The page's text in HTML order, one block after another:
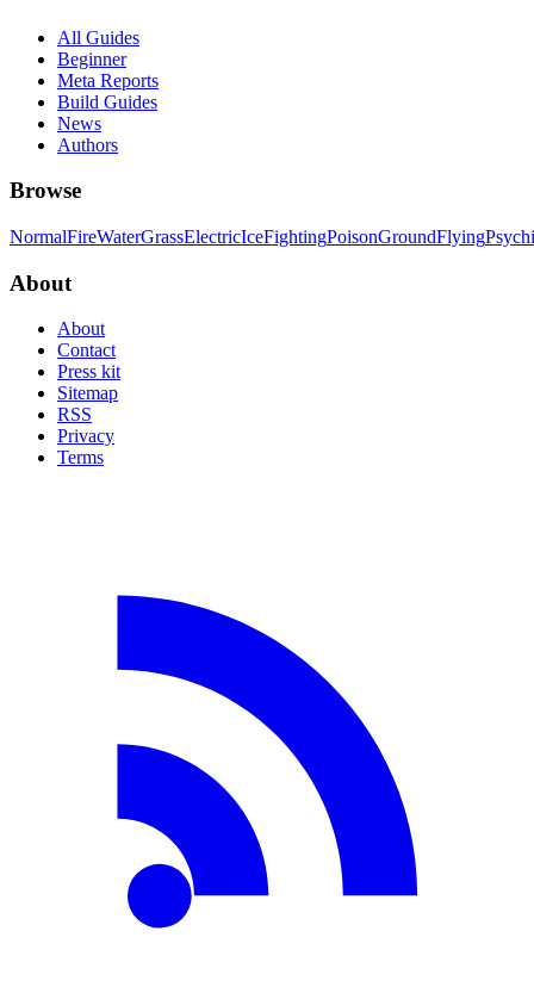
All Guides
Beginner
Meta Reports
Build Guides
News
Authors
Browse
NormalFireWaterGrassElectricIceFightingPoisonGroundFlying
About
About
Contact
Press kit
Sitemap
RSS
Privacy
Terms